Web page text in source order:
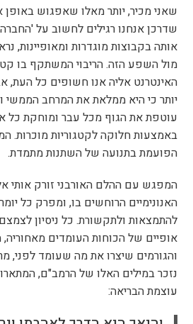
שאני מכיר, יותר מאלו שאפגוש
שדרכן אנחנו רגילים לחשוב על
אותה בקבוצות מוגדרות ומאופיינות,
מול השפע הזה. הריבוי המשתקף בו
האינטרנט אליה אנו חשופים כל העת,
יותר כי היא ממלאת את המרחב
עוטפת את הגוף מכל עבר ומוחקת
באמצעות חלוקה לקטגוריות מוכרות.
הפועמת בתנועה של השתנות מתמדת.
המפגש עם ההלם האורבני זורק אותי
האנונימיים הרוחשים בו, ומפרק כל
להתמצאות ולתקשורת. כל ניסיון
אופיים של הכוחות העומדים
והגורמים שיצרו את מה שעומד לפני,
נזכר במילים האלו של הרמב"ם,
עוצמת הבריאה: